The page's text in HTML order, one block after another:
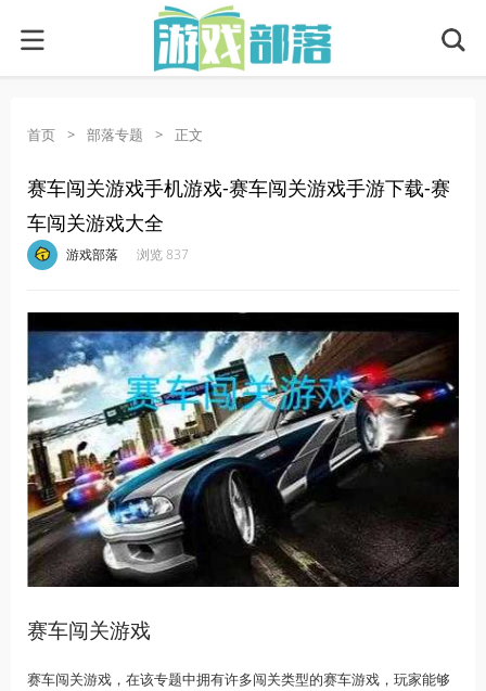
首页 > 部落专题 > 正文
赛车闯关游戏手机游戏-赛车闯关游戏手游下载-赛
车闯关游戏大全
游戏部落 浏览 837
赛车闯关游戏
赛车闯关游戏，在该专题中拥有许多闯关类型的赛车游戏，玩家能够